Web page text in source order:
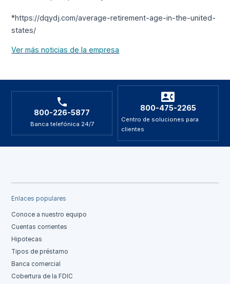
*https://dqydj.com/average-retirement-age-in-the-united-
states/
Ver más noticias de la empresa
800-226-5877
Banca telefónica 24/7
800-475-2265
Centro de soluciones para
clientes
Enlaces populares
Conoce a nuestro equipo
Cuentas corrientes
Hipotecas
Tipos de préstamo
Banca comercial
Cobertura de la FDIC